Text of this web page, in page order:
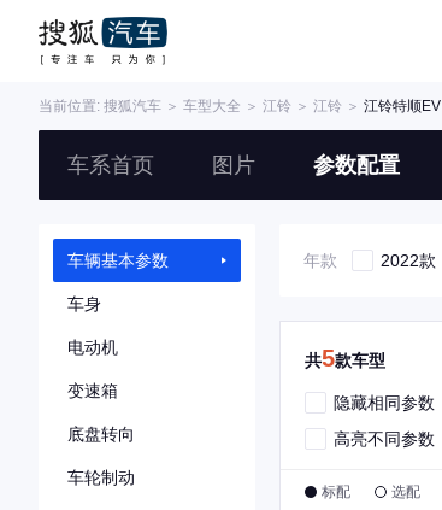
当前位置: 搜狐汽车 ＞ 车型大全 ＞ 江铃 ＞ 江铃 ＞ 江铃特顺EV
车系首页 图片 参数配置
车辆基本参数
车身
电动机
变速箱
底盘转向
车轮制动
年款 2022款
共5款车型
隐藏相同参数
高亮不同参数
标配 选配